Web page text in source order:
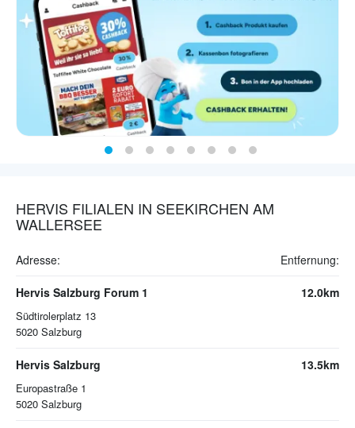
HERVIS FILIALEN IN SEEKIRCHEN AM
WALLERSEE
Adresse: Entfernung:
Hervis Salzburg Forum 1
Südtirolerplatz 13
5020 Salzburg
12.0km
Hervis Salzburg
Europastraße 1
5020 Salzburg
13.5km